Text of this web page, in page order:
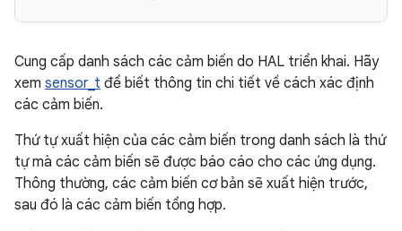
Cung cấp danh sách các cảm biến do HAL triển khai. Hãy
xem sensor_t để biết thông tin chi tiết về cách xác định
các cảm biến.
Thứ tự xuất hiện của các cảm biến trong danh sách là thứ
tự mà các cảm biến sẽ được báo cáo cho các ứng dụng.
Thông thường, các cảm biến cơ bản sẽ xuất hiện trước,
sau đó là các cảm biến tổng hợp.